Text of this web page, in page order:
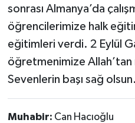
sonrası Almanya’da
öğrencilerimize halk
eğitimleri verdi. 2 Eylül
öğretmenimize
Sevenlerin başı sağ olsun.
Muhabir: Can Hacıoğlu